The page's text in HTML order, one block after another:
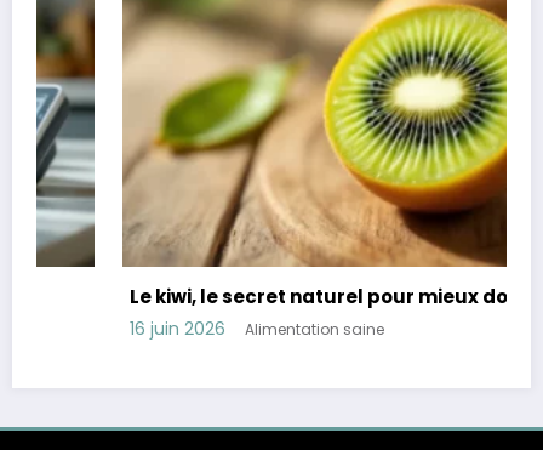
Le kiwi, le secret naturel pour mieux dormir
16 juin 2026 Alimentation saine